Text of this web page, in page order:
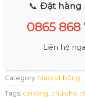
📞 Đặt hàng
0865 868
Liên hệ
Category: Mascot bông
Tags: cái răng, chú chó,